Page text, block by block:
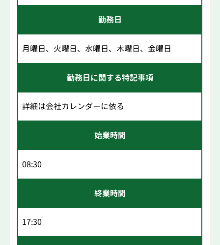
勤務日
月曜日、火曜日、水曜日、木曜日、金曜日
勤務日に関する特記事項
詳細は会社カレンダーに依る
始業時間
08:30
終業時間
17:30